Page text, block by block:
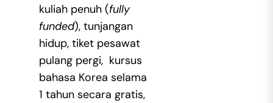
kuliah penuh (fully
funded), tunjangan
hidup, tiket pesawat
pulang pergi, kursus
bahasa Korea selama
1 tahun secara gratis,